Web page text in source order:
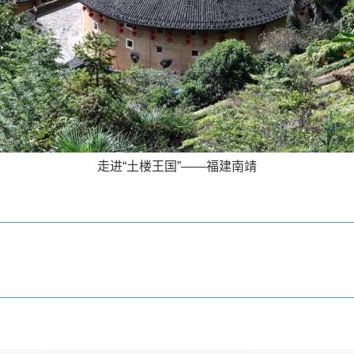
走进“土楼王国”——福建南靖